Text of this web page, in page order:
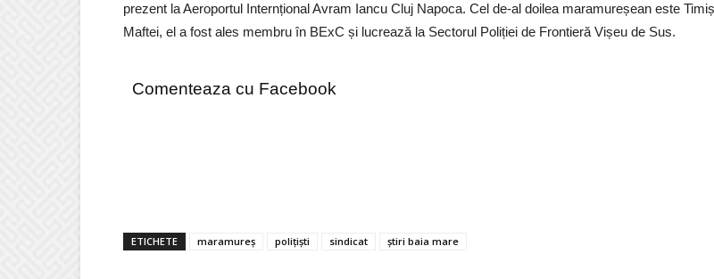
prezent la Aeroportul Internțional Avram Iancu Cluj Napoca. Cel de-al doilea maramureșean este Timiș
Maftei, el a fost ales membru în BExC și lucrează la Sectorul Poliției de Frontieră Vișeu de Sus.
Comenteaza cu Facebook
ETICHETE maramureș polițiști sindicat știri baia mare